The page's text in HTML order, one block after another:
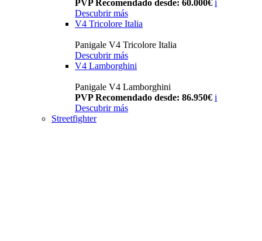
PVP Recomendado desde: 60.000€ i
Descubrir más
V4 Tricolore Italia
Panigale V4 Tricolore Italia
Descubrir más
V4 Lamborghini
Panigale V4 Lamborghini
PVP Recomendado desde: 86.950€ i
Descubrir más
Streetfighter